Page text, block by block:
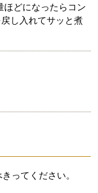
ほどになったらコン
し入れてサッと煮
ってください。